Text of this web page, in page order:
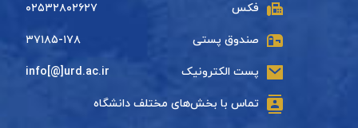
فکس ۰۲۵۳۲۸۰۲۶۲۷
صندوق پستی ۳۷۱۸۵-۱۷۸
پست الکترونیک info[@]urd.ac.ir
تماس با بخش‌های مختلف دانشگاه